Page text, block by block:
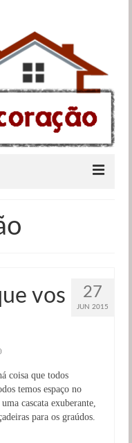
27
JUN 2015
vos
coisa que todos
temos espaço no
cascata exuberante,
para os graúdos.